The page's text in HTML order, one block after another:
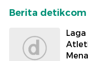
Berita detikcom